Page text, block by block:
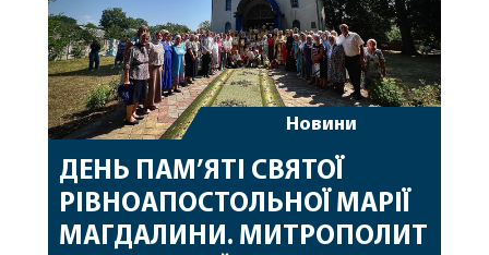
Новини
ДЕНЬ ПАМ’ЯТІ СВЯТОЇ
РІВНОАПОСТОЛЬНОЇ МАРІЇ
МАГДАЛИНИ. МИТРОПОЛИТ